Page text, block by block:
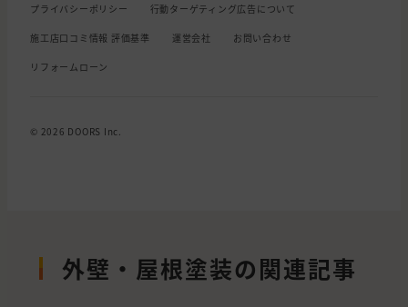
プライバシーポリシー 行動ターゲティング広告について
施工店口コミ情報 評価基準 運営会社 お問い合わせ
リフォームローン
© 2026 DOORS Inc.
外壁・屋根塗装の関連記事